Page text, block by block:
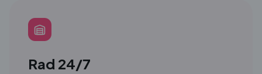
Rad 24/7